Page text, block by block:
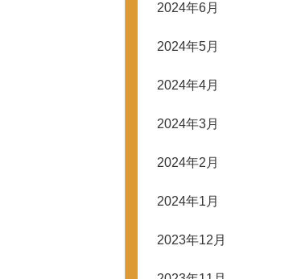
2024年6月
2024年5月
2024年4月
2024年3月
2024年2月
2024年1月
2023年12月